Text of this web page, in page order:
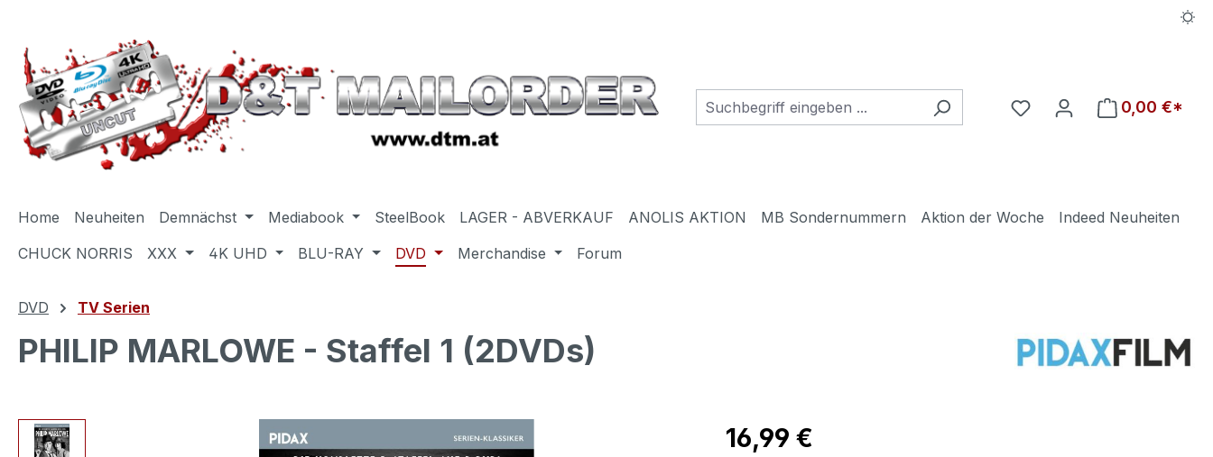
Du hast 0 Produkte auf
0,00 €*
Home Neuheiten Demnächst Mediabook SteelBook LAGER - ABVERKAUF ANOLIS AKTION MB Sondernummern Aktion der Woche
Indeed Neuheiten
CHUCK NORRIS
XXX 4K UHD BLU-RAY DVD Merchandise Forum
DVD TV Serien
PHILIP MARLOWE - Staffel 1 (2DVDs)
Bildergalerie überspringen Regulärer Preis:
16,99 €